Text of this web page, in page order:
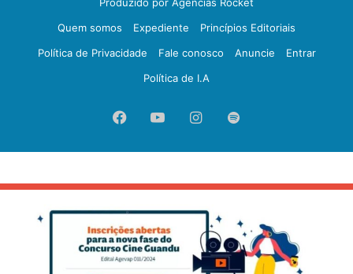
Quem somos
Expediente
Princípios Editoriais
Política de Privacidade
Fale conosco Anuncie
Entrar
Política de I.A
FacebookYouTubeInstagram
Spotify